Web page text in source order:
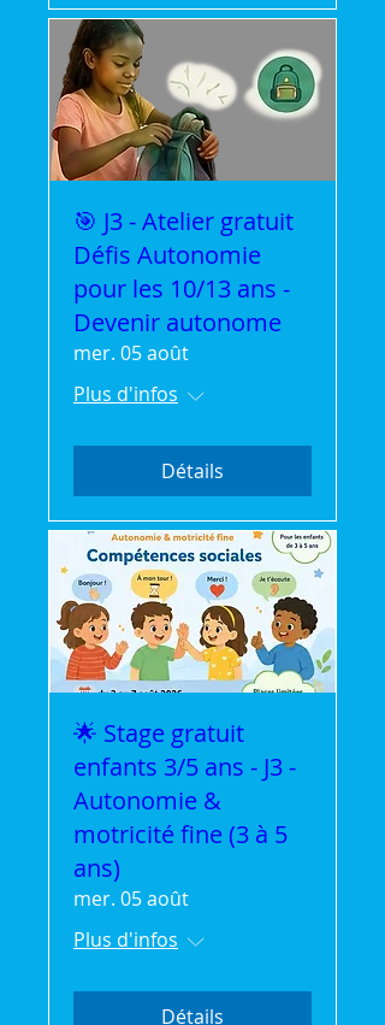
🎯 J3 - Atelier gratuit
Défis Autonomie
pour les 10/13 ans -
Devenir autonome
mer. 05 août
Plus d'infos
Détails
🌟 Stage gratuit
enfants 3/5 ans - J3 -
Autonomie &
motricité fine (3 à 5
ans)
mer. 05 août
Plus d'infos
Détails